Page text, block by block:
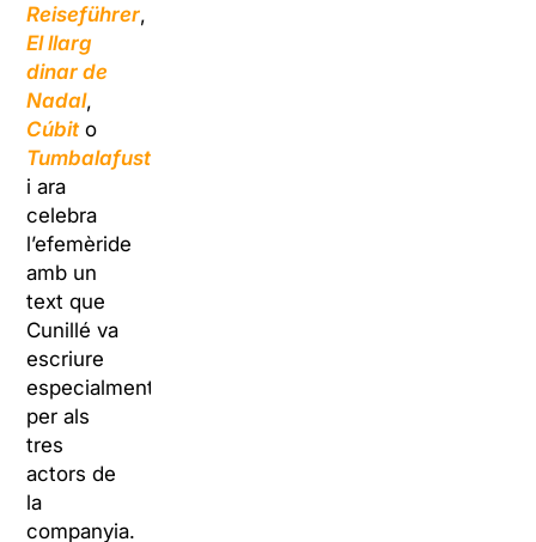
Reiseführer,
El llarg
dinar de
Nadal,
Cúbito
Tumbalafusta
i ara
celebra
l’efemèride
amb un
text que
Cunillé va
escriure
especialment
per als
tres
actors de
la
companyia.